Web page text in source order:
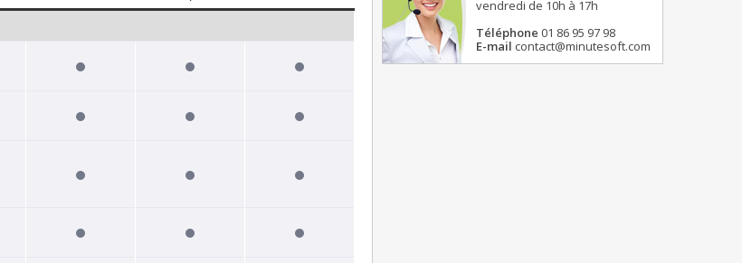
vendredi de 10h à 17h
Téléphone 01 86 95 97 98
E-mail contact@minutesoft.com